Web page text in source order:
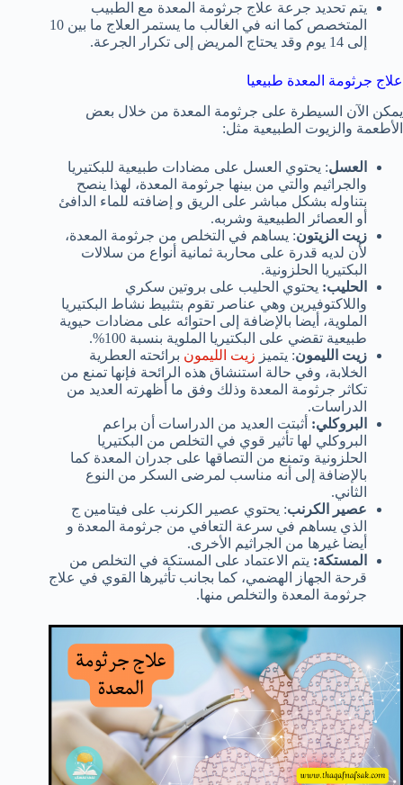
يتم تحديد جرعة علاج جرثومة المعدة مع الطبيب
المتخصص كما انه في الغالب ما يستمر العلاج ما بين 10
إلى 14 يوم وقد يحتاج المريض إلى تكرار الجرعة.
علاج جرثومة المعدة طبيعيا
يمكن الآن السيطرة على جرثومة المعدة من خلال بعض
الأطعمة والزيوت الطبيعية مثل:
العسل: يحتوي العسل على مضادات طبيعية للبكتيريا
والجراثيم والتي من بينها جرثومة المعدة، لهذا ينصح
بتناوله بشكل مباشر على الريق و إضافته للماء الدافئ
أو العصائر الطبيعية وشربه.
زيت الزيتون: يساهم في التخلص من جرثومة المعدة،
لأن لديه قدرة على محاربة ثمانية أنواع من سلالات
البكتيريا الحلزونية.
الحليب: يحتوي الحليب على بروتين سكري
واللاكتوفيرين وهي عناصر تقوم بتثبيط نشاط البكتيريا
الملوية، أيضا بالإضافة إلى احتوائه على مضادات حيوية
طبيعية تقضي على البكتيريا الملوية بنسبة 100%.
زيت الليمون: يتميز زيت الليمون برائحته العطرية
الخلابة، وفي حالة استنشاق هذه الرائحة فإنها تمنع من
تكاثر جرثومة المعدة وذلك وفق ما أظهرته العديد من
الدراسات.
البروكلي: أثبتت العديد من الدراسات أن براعم
البروكلي لها تأثير قوي في التخلص من البكتيريا
الحلزونية وتمنع من التصاقها على جدران المعدة كما
بالإضافة إلى أنه مناسب لمرضى السكر من النوع
الثاني.
عصير الكرنب: يحتوي عصير الكرنب على فيتامين ج
الذي يساهم في سرعة التعافي من جرثومة المعدة و
أيضا غيرها من الجراثيم الأخرى.
المستكة: يتم الاعتماد على المستكة في التخلص من
قرحة الجهاز الهضمي، كما بجانب تأثيرها القوي في علاج
جرثومة المعدة والتخلص منها.